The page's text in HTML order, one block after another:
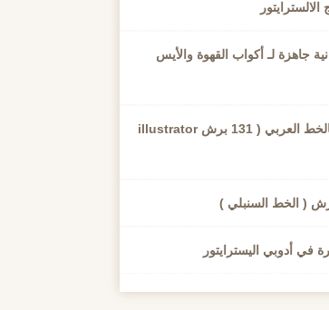
جاهزة لـ أكواب القهوة والأيس
للمهتمين بالخط العربي ( 131 برش illustrator
( الخط السنبلي )
في أدوبي اليسترايتور